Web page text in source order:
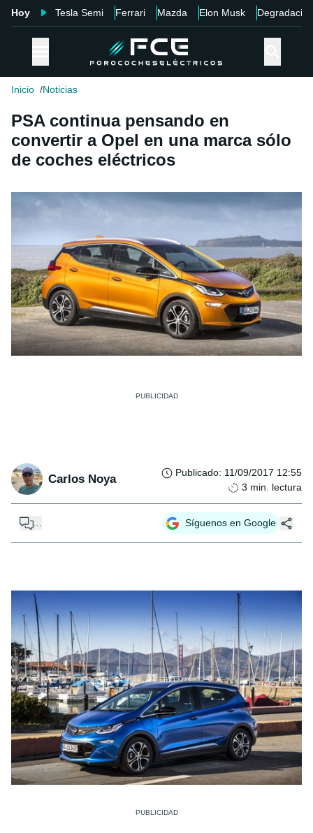
Hoy Tesla Semi Ferrari Mazda Elon Musk Degradación
Inicio Noticias
PSA continua pensando en
convertir a Opel en una marca sólo
de coches eléctricos
Carlos Noya Publicado: 11/09/2017 12:55
3 min. lectura
... Síguenos en Google